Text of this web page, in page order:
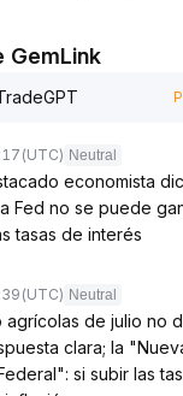
GemLink
(UTC) Neutral
economista
Fed no se puede
tasas de interés
(UTC) Neutral
agrícolas de julio no
clara; la
si subir las